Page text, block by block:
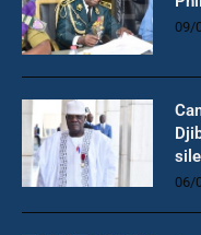
09/
06/